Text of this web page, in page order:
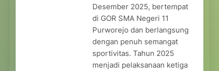
Desember 2025, bertempat
di GOR SMA Negeri 11
Purworejo dan berlangsung
dengan penuh semangat
sportivitas. Tahun 2025
menjadi pelaksanaan ketiga